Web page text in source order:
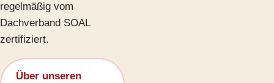
regelmäßig vom
Dachverband SOAL
zertifiziert.
Über unseren